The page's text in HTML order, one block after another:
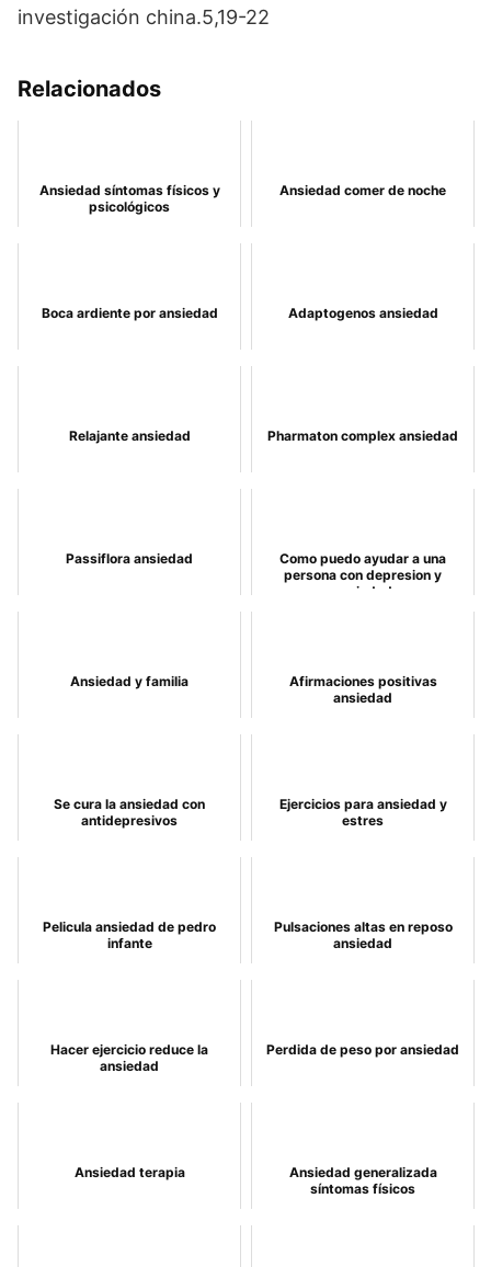
investigación china.5,19-22
Relacionados
Ansiedad síntomas físicos y
psicológicos
Ansiedad comer de noche
Boca ardiente por ansiedad Adaptogenos ansiedad
Relajante ansiedad Pharmaton complex ansiedad
Passiflora ansiedad
Como puedo ayudar a una
persona con depresion y
ansiedad
Ansiedad y familia
Afirmaciones positivas
ansiedad
Se cura la ansiedad con
antidepresivos
Ejercicios para ansiedad y
estres
Pelicula ansiedad de pedro
infante
Pulsaciones altas en reposo
ansiedad
Hacer ejercicio reduce la
ansiedad
Perdida de peso por ansiedad
Ansiedad terapia
Ansiedad generalizada
síntomas físicos